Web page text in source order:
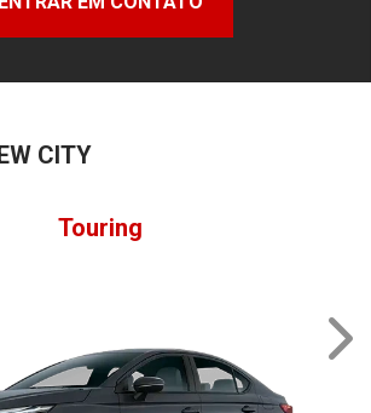
CITY
Touring